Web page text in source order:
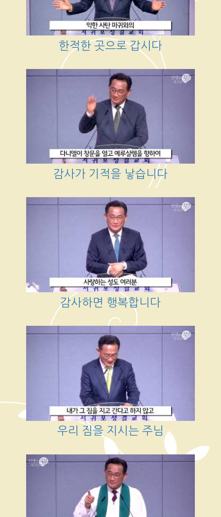
한적한 곳으로 갑시다
감사가 기적을 낳습니다
감사하면 행복합니다
우리 짐을 지시는 주님